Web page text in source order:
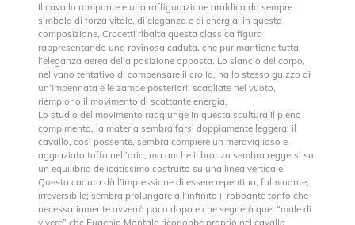
Il cavallo rampante è una raffigurazione araldica da sempre
simbolo di forza vitale, di eleganza e di energia; in questa
composizione, Crocetti ribalta questa classica figura
rappresentando una rovinosa caduta, che pur mantiene tutta
l’eleganza aerea della posizione opposta. Lo slancio del corpo,
nel vano tentativo di compensare il crollo, ha lo stesso guizzo di
un’impennata e le zampe posteriori, scagliate nel vuoto,
riempiono il movimento di scattante energia.
Lo studio del movimento raggiunge in questa scultura il pieno
compimento, la materia sembra farsi doppiamente leggera: il
cavallo, così possente, sembra compiere un meraviglioso e
aggraziato tuffo nell’aria, ma anche il bronzo sembra reggersi su
un equilibrio delicatissimo costruito su una linea verticale.
Questa caduta dà l’impressione di essere repentina, fulminante,
irreversibile; sembra prolungare all’infinito il roboante tonfo che
necessariamente avverrà poco dopo e che segnerà quel “male di
vivere” che Eugenio Montale riconobbe proprio nel cavallo